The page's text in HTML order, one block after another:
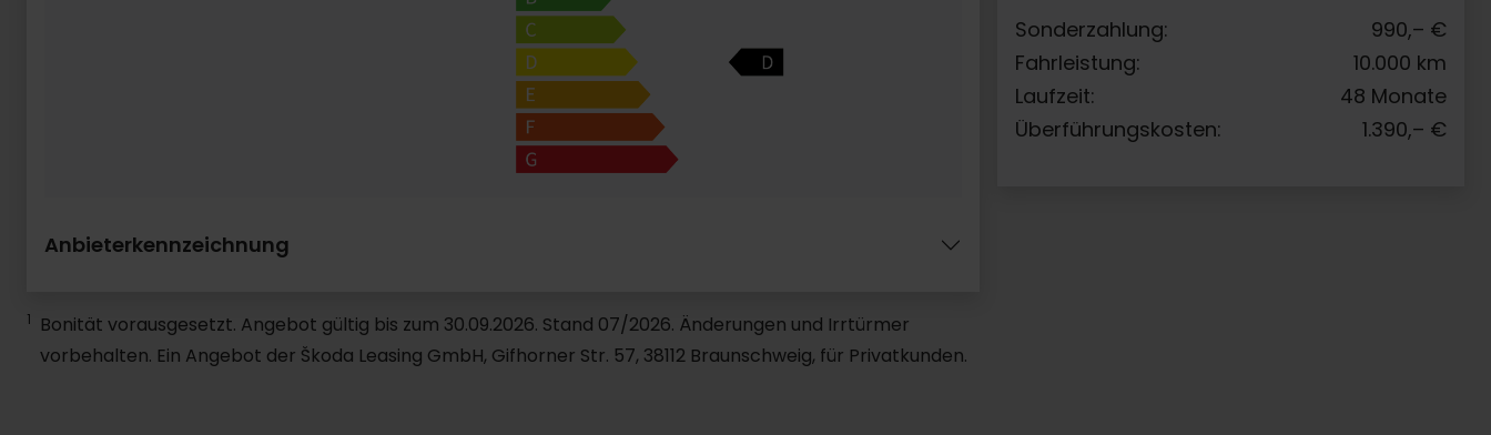
Sonderzahlung: 990,– €
Fahrleistung:
10.000 km
Laufzeit:
48 Monate
Überführungskosten:
1.390,– €
Anbieterkennzeichnung
1
Bonität vorausgesetzt. Angebot gültig bis zum 30.09.2026. Stand 07/2026. Änderungen und Irrtürmer
vorbehalten. Ein Angebot der Škoda Leasing GmbH, Gifhorner Str. 57, 38112 Braunschweig, für Privatkunden.